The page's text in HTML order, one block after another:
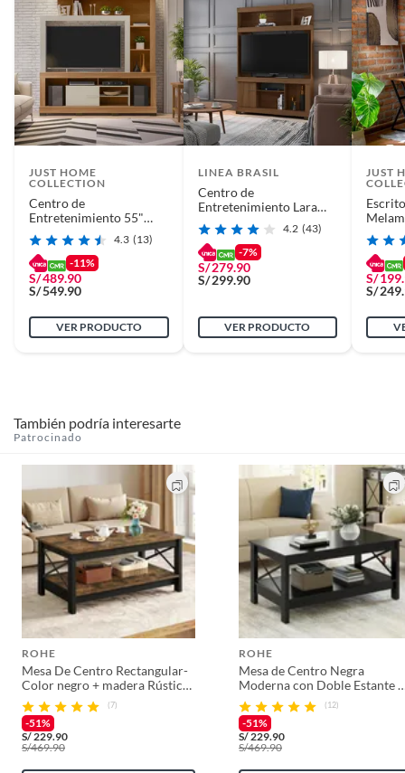
JUST HOME
COLLECTION
Centro de
Entretenimiento 55"
Ipanema
4.3 (13)
-11%
S/489.90
S/549.90
VER PRODUCTO
LINEA BRASIL
Centro de
Entretenimiento Lara
55''
4.2 (43)
-7%
S/ 279.90
S/ 299.90
VER PRODUCTO
JUST
S/
S/
También podría interesarte
Patrocinado
ROHE
Mesa De Centro Rectangular-
Color negro + madera Rústico
de 2 Niveles Diseño Robusto y
Fácil de Armar
(7)
-51%
S/229.90
S/469.90
ROHE
Mesa de Centro Negra
Moderna con Doble Estante y
Patas en X - Mueble Sala
Elegante Acabado Mate
(12)
-51%
S/229.90
S/469.90